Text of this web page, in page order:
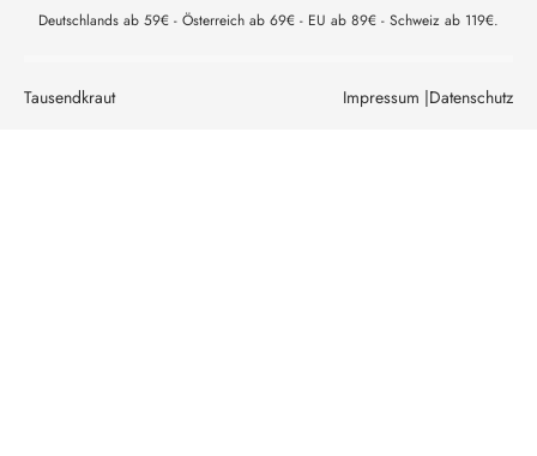
Deutschlands ab 59€ - Österreich ab 69€ - EU ab 89€ - Schweiz ab 119€.
Tausendkraut Datenschutz
Impressum |